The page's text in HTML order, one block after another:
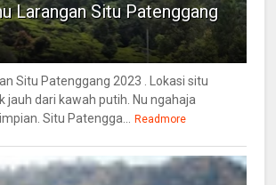
Larangan Situ Patenggang
Situ Patenggang 2023 . Lokasi situ
jauh dari kawah putih. Nu ngahaja
Situ Patengga...
Readmore